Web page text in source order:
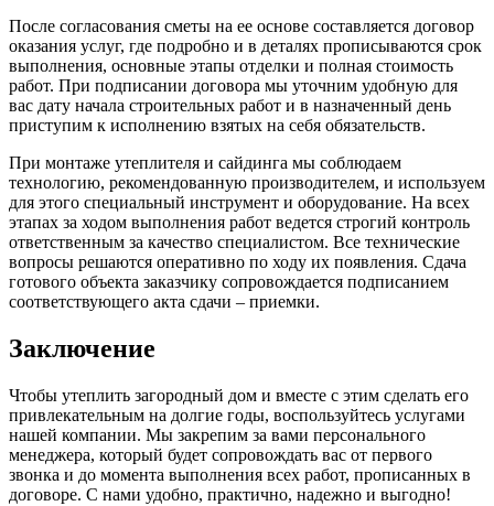
После согласования сметы на ее основе составляется договор
оказания услуг, где подробно и в деталях прописываются срок
выполнения, основные этапы отделки и полная стоимость
работ. При подписании договора мы уточним удобную для
вас дату начала строительных работ и в назначенный день
приступим к исполнению взятых на себя обязательств.
При монтаже утеплителя и сайдинга мы соблюдаем
технологию, рекомендованную производителем, и используем
для этого специальный инструмент и оборудование. На всех
этапах за ходом выполнения работ ведется строгий контроль
ответственным за качество специалистом. Все технические
вопросы решаются оперативно по ходу их появления. Сдача
готового объекта заказчику сопровождается подписанием
соответствующего акта сдачи – приемки.
Заключение
Чтобы утеплить загородный дом и вместе с этим сделать его
привлекательным на долгие годы, воспользуйтесь услугами
нашей компании. Мы закрепим за вами персонального
менеджера, который будет сопровождать вас от первого
звонка и до момента выполнения всех работ, прописанных в
договоре. С нами удобно, практично, надежно и выгодно!